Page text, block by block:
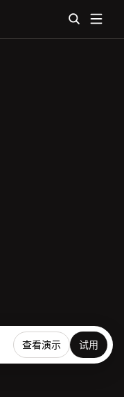
查看演示 试用